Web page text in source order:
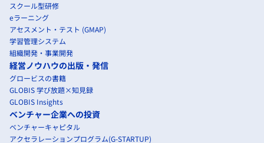
スクール型研修
eラーニング
アセスメント・テスト (GMAP)
学習管理システム
組織開発・事業開発
経営ノウハウの出版・発信
グロービスの書籍
GLOBIS 学び放題×知見録
GLOBIS Insights
ベンチャー企業への投資
ベンチャーキャピタル
アクセラレーションプログラム(G-STARTUP)